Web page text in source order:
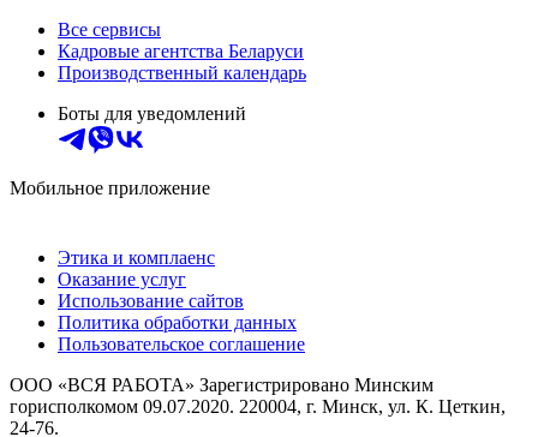
Все сервисы
Кадровые агентства Беларуси
Производственный календарь
Боты для уведомлений
Мобильное приложение
Этика и комплаенс
Оказание услуг
Использование сайтов
Политика обработки данных
Пользовательское соглашение
ООО «ВСЯ РАБОТА» Зарегистрировано Минским
горисполкомом 09.07.2020. 220004, г. Минск, ул. К. Цеткин,
24-76.